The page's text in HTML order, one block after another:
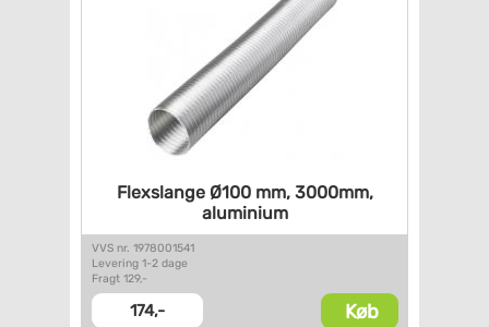
Flexslange Ø100 mm, 3000mm,
aluminium
VVS nr. 1978001541
Levering 1-2 dage
Fragt 129,-
174,- Køb